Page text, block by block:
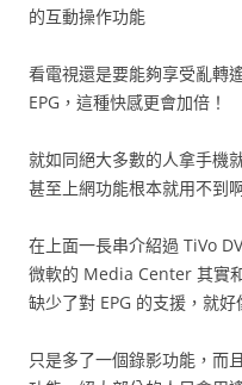
的互動操作功能
看電視還是要能夠享受亂轉
EPG，這種快感更會加倍！
就如同絕大多數的人拿手機
甚至上網功能根本就用不到
在上面一長串介紹過 TiVo
微軟的 Media Center 其實
缺少了對 EPG 的支援，就
只是多了一個錄影功能，而